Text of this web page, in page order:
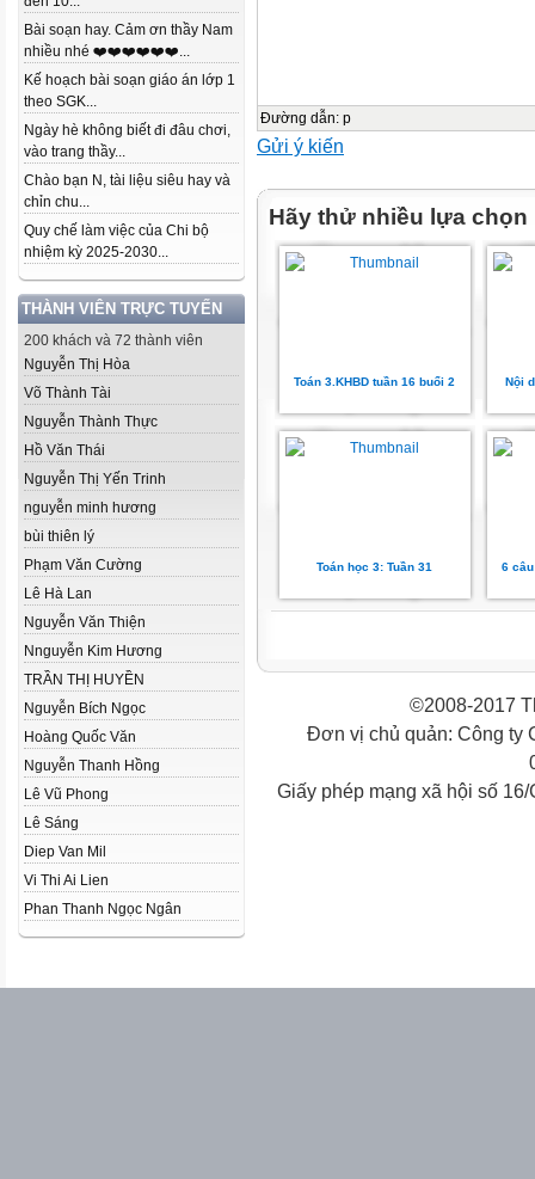
Bài soạn hay. Cảm ơn thầy Nam
nhiều nhé ❤️❤️❤️❤️❤️❤️...
Kế hoạch bài soạn giáo án lớp 1
theo SGK...
Ngày hè không biết đi đâu chơi,
vào trang thầy...
Chào bạn N, tài liệu siêu hay và
chỉn chu...
Quy chế làm việc của Chi bộ
nhiệm kỳ 2025-2030...
THÀNH VIÊN TRỰC TUYẾN
200 khách và 72 thành viên
Nguyễn Thị Hòa
Võ Thành Tài
Nguyễn Thành Thực
Hồ Văn Thái
Nguyễn Thị Yến Trinh
nguyễn minh hương
bùi thiên lý
Phạm Văn Cường
Lê Hà Lan
Nguyễn Văn Thiện
Nnguyễn Kim Hương
TRẦN THỊ HUYỀN
Nguyễn Bích Ngọc
Hoàng Quốc Văn
Nguyễn Thanh Hồng
Lê Vũ Phong
Lê Sáng
Diep Van Mil
Vi Thi Ai Lien
Phan Thanh Ngọc Ngân
Đường dẫn: p
Gửi ý kiến
Hãy thử nhiều lựa chọn
Toán 3.KHBD tuần 16 buổi 2 Nội
Toán học 3: Tuần 31 6
©2008-2017
Đơn vị chủ quản: Công ty
Giấy phép mạng xã hội số